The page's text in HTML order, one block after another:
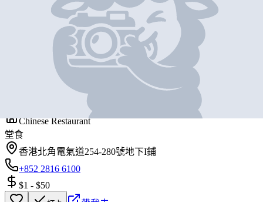
黃金冰室
Chinese Restaurant
堂食
香港北角電氣道254-280號地下I鋪
+852 2816 6100
$1 - $50